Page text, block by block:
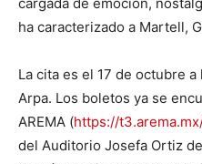
ha caracterizado a Martell,
La cita es el 17 de octubre
Arpa. Los boletos ya se
AREMA (https://
del Auditorio Josefa Ortiz